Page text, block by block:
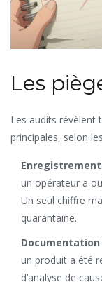
Les
Les audits révèlent
principales, selon
un opérateur a
Un seul chiffre
quarantaine.
un produit a été
d’analyse de